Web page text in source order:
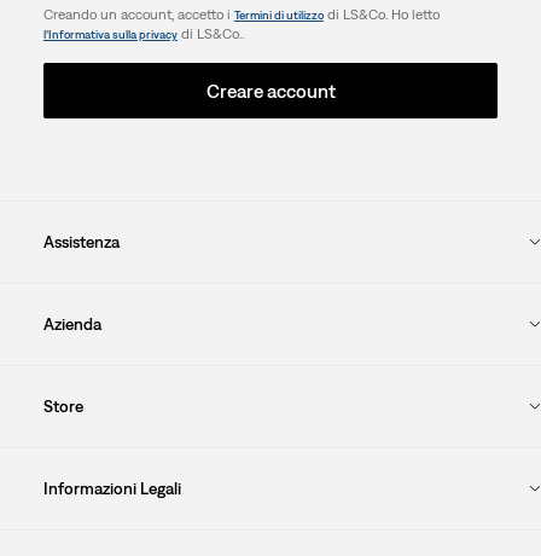
Creando un account, accetto i Termini di utilizzodi LS&Co. Ho letto
l’Informativa sulla privacydi LS&Co..
Creare account
Assistenza
Azienda
Store
Informazioni Legali